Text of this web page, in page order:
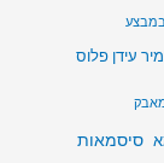
עידן פלוס
סיסמאות